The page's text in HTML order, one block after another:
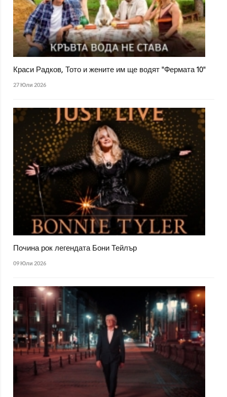
Краси Радков, Тото и жените им ще водят "Фермата 10"
27 Юли 2026
Почина рок легендата Бони Тейлър
09 Юли 2026